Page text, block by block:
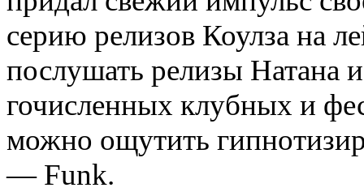
серию релизов Коулза на
послушать релизы Натана
гочисленных клубных и
можно ощу­тить
— Funk.